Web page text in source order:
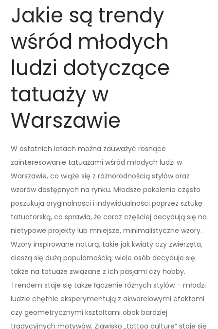
Jakie są trendy
wśród młodych
ludzi dotyczące
tatuaży w
Warszawie
W ostatnich latach można zauważyć rosnące
zainteresowanie tatuażami wśród młodych ludzi w
Warszawie, co wiąże się z różnorodnością stylów oraz
wzorów dostępnych na rynku. Młodsze pokolenia często
poszukują oryginalności i indywidualności poprzez sztukę
tatuatorską, co sprawia, że coraz częściej decydują się na
nietypowe projekty lub mniejsze, minimalistyczne wzory.
Wzory inspirowane naturą, takie jak kwiaty czy zwierzęta,
cieszą się dużą popularnością; wiele osób decyduje się
także na tatuaże związane z ich pasjami czy hobby.
Trendem staje się także łączenie różnych stylów – młodzi
ludzie chętnie eksperymentują z akwarelowymi efektami
czy geometrycznymi kształtami obok bardziej
tradycyjnych motywów. Zjawisko „tattoo culture” staje się